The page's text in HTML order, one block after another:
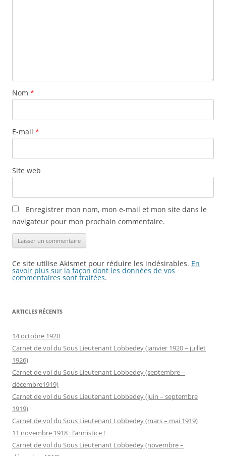
Nom *
E-mail *
Site web
Enregistrer mon nom, mon e-mail et mon site dans le
navigateur pour mon prochain commentaire.
Ce site utilise Akismet pour réduire les indésirables. En
savoir plus sur la façon dont les données de vos
commentaires sont traitées.
ARTICLES RÉCENTS
14 octobre 1920
Carnet de vol du Sous Lieutenant Lobbedey (janvier 1920 – juillet
1926)
Carnet de vol du Sous Lieutenant Lobbedey (septembre –
décembre1919)
Carnet de vol du Sous Lieutenant Lobbedey (juin – septembre
1919)
Carnet de vol du Sous Lieutenant Lobbedey (mars – mai 1919)
11 novembre 1918 : l’armistice !
Carnet de vol du Sous Lieutenant Lobbedey (novembre –